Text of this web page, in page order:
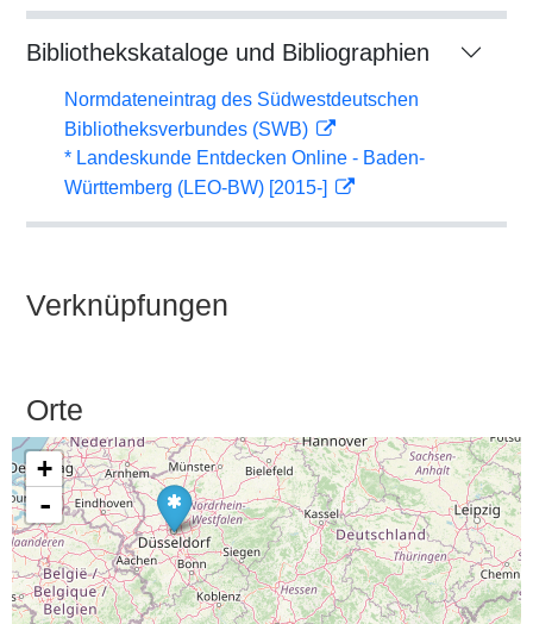
Bibliothekskataloge und Bibliographien
Normdateneintrag des Südwestdeutschen
Bibliotheksverbundes (SWB)
* Landeskunde Entdecken Online - Baden-
Württemberg (LEO-BW) [2015-]
Verknüpfungen
Orte
+
-